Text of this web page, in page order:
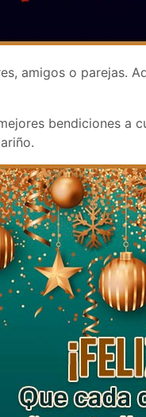
amigos o parejas.
bendiciones a